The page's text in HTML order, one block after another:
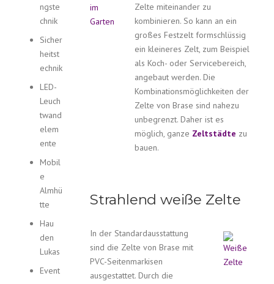
ngste
chnik
Sicher
heitst
echnik
LED-
Leuch
twand
elem
ente
Mobil
e
Almhü
tte
Hau
den
Lukas
Event
Zelte miteinander zu
kombinieren. So kann an ein
großes Festzelt formschlüssig
ein kleineres Zelt, zum Beispiel
als Koch- oder Servicebereich,
angebaut werden. Die
Kombinationsmöglichkeiten der
Zelte von Brase sind nahezu
unbegrenzt. Daher ist es
möglich, ganze Zeltstädte zu
bauen.
Strahlend weiße Zelte
In der Standardausstattung
sind die Zelte von Brase mit
PVC-Seitenmarkisen
ausgestattet. Durch die